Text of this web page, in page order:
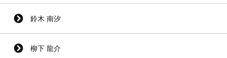
鈴木 南汐
柳下 龍介